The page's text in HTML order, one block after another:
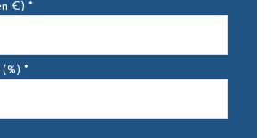
€) *
(%) *